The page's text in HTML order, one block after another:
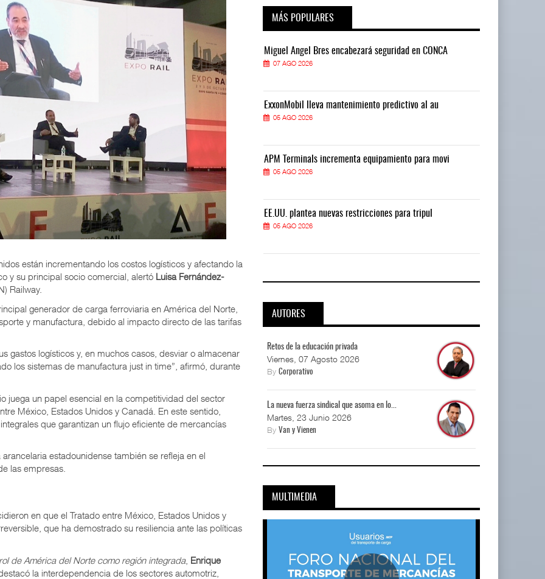
están incrementando los costos logísticos y afectando la
y su principal socio comercial, alertó Luisa Fernández-
Railway.
generador de carga ferroviaria en América del Norte,
y manufactura, debido al impacto directo de las tarifas
gastos logísticos y, en muchos casos, desviar o almacenar
los sistemas de manufactura just in time”, afirmó, durante
juega un papel esencial en la competitividad del sector
México, Estados Unidos y Canadá. En este sentido,
que garantizan un flujo eficiente de mercancías
estadounidense también se refleja en el
las empresas.
en que el Tratado entre México, Estados Unidos y
que ha demostrado su resiliencia ante las políticas
de América del Norte como región integrada, Enrique
la interdependencia de los sectores automotriz,
MÁS POPULARES
Miguel Ángel Bres encabezará seguridad en CONCA
07 AGO 2026
ExxonMobil lleva mantenimiento predictivo al au
05 AGO 2026
APM Terminals incrementa equipamiento para movi
05 AGO 2026
EE.UU. plantea nuevas restricciones para tripul
05 AGO 2026
Miguel Ángel Bres encabezará seguridad en CONCA
07 AGO 2026
ExxonMobil lleva mantenimiento predictivo al au
05 AGO 2026
APM Terminals incrementa equipamiento para movi
05 AGO 2026
EE.UU. plantea nuevas restricciones para tripul
05 AGO 2026
AUTORES
Retos de la educación privada
Viernes, 07 Agosto 2026
ByCorporativo
La nueva fuerza sindical que asoma en lo...
Martes, 23 Junio 2026
ByVan y Vienen
MULTIMEDIA